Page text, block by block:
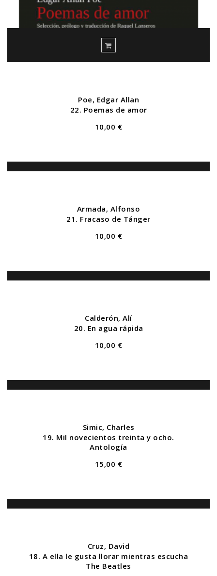
Poe, Edgar Allan
22. Poemas de amor
10,00 €
Armada, Alfonso
21. Fracaso de Tánger
10,00 €
Calderón, Alí
20. En agua rápida
10,00 €
Simic, Charles
19. Mil novecientos treinta y ocho.
Antología
15,00 €
Cruz, David
18. A ella le gusta llorar mientras escucha
The Beatles